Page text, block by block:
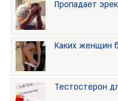
Пропадает
Каких женщин
Тестостерон